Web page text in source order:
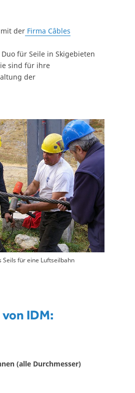
der Firma Câbles
für Seile in Skigebieten
sind für ihre
der
Seils für eine Luftseilbahn
IDM:
(alle Durchmesser)